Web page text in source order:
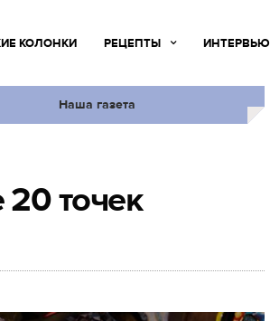
КОЛОНКИ РЕЦЕПТЫ ИНТЕРВЬЮ
Наша газета
точек